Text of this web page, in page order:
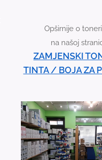
Opširnije o
na našoj
ZAMJENSKI
TINTA / BOJA ZA